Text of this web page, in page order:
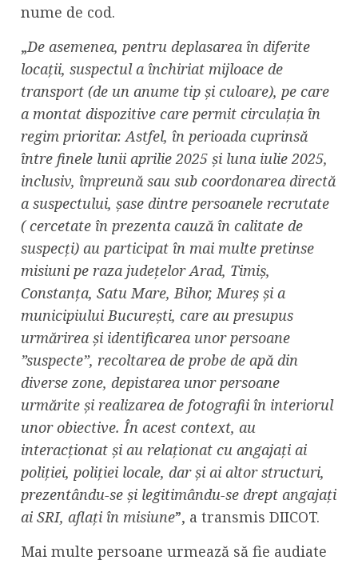
nume de cod.
„De asemenea, pentru deplasarea în diferite
locații, suspectul a închiriat mijloace de
transport (de un anume tip și culoare), pe care
a montat dispozitive care permit circulația în
regim prioritar. Astfel, în perioada cuprinsă
între finele lunii aprilie 2025 și luna iulie 2025,
inclusiv, împreună sau sub coordonarea directă
a suspectului, șase dintre persoanele recrutate
( cercetate în prezenta cauză în calitate de
suspecți) au participat în mai multe pretinse
misiuni pe raza județelor Arad, Timiș,
Constanța, Satu Mare, Bihor, Mureș și a
municipiului București, care au presupus
urmărirea și identificarea unor persoane
”suspecte”, recoltarea de probe de apă din
diverse zone, depistarea unor persoane
urmărite și realizarea de fotografii în interiorul
unor obiective. În acest context, au
interacționat și au relaționat cu angajați ai
poliției, poliției locale, dar și ai altor structuri,
prezentându-se și legitimându-se drept angajați
ai SRI, aflați în misiune”, a transmis DIICOT.
Mai multe persoane urmează să fie audiate